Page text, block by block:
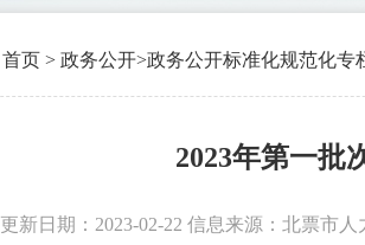
首页 > 政务公开>政务公开标准化规范化专
2023年第一批
更新日期：2023-02-22 信息来源：北票市